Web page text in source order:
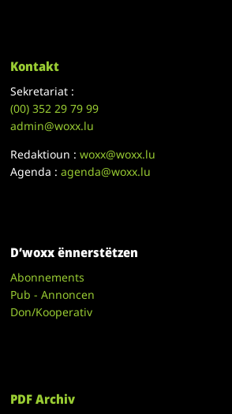
Kontakt
Sekretariat :
(00)352 29 79 99
admin@woxx.lu
Redaktioun :woxx@woxx.lu
Agenda :agenda@woxx.lu
D’woxx ënnerstëtzen
Abonnements
Pub - Annoncen
Don/Kooperativ
PDF Archiv